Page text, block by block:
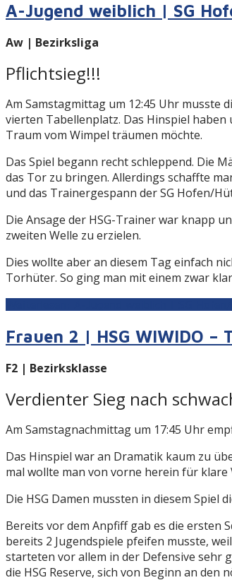
A-Jugend weiblich | SG
Aw | Bezirksliga
Pflichtsieg!!!
Am Samstagmittag um 12:45 Uhr musste
vierten Tabellenplatz. Das Hinspiel haben
Traum vom Wimpel träumen möchte.
Das Spiel begann recht schleppend. Die
das Tor zu bringen. Allerdings schaffte
und das Trainergespann der SG Hofen/
Die Ansage der HSG-Trainer war knapp
zweiten Welle zu erzielen.
Dies wollte aber an diesem Tag einfach
Torhüter. So ging man mit einem zwar
Frauen 2 | HSG WIWIDO –
F2 | Bezirksklasse
Verdienter Sieg nach
Am Samstagnachmittag um 17:45 Uhr
Das Hinspiel war an Dramatik kaum zu
mal wollte man von vorne herein für
Die HSG Damen mussten in diesem
Bereits vor dem Anpfiff gab es die ersten
bereits 2 Jugendspiele pfeifen musste,
starteten vor allem in der Defensive sehr
die HSG Reserve, sich von Beginn an